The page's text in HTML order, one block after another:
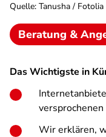
Quelle: Tanusha / Fotolia
Beratung &
Das Wichtigste in
Wir erklären,